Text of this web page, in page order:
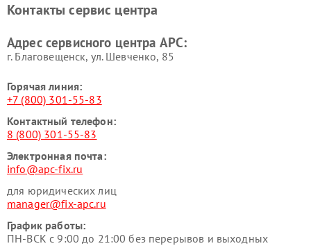
Контакты сервис центра
Адрес сервисного центра APC:
г. Благовещенск, ул. Шевченко, 85
Горячая линия:
+7 (800) 301-55-83
Контактный телефон:
8 (800) 301-55-83
Электронная почта:
info@apc-fix.ru
для юридических лиц
manager@fix-apc.ru
График работы:
ПН-ВСК с 9:00 до 21:00 без перерывов и выходных